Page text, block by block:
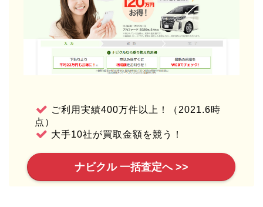
ご利用実績400万件以上！（2021.6時
点）
大手10社が買取金額を競う！
ナビクル 一括査定へ >>